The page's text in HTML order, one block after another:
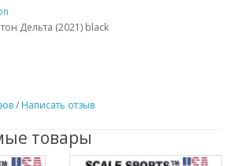
Дельта (2021) black
/ Написать отзыв
товары